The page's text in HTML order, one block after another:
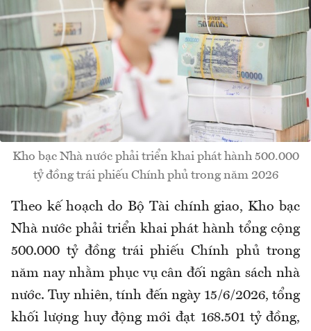
Kho bạc Nhà nước phải triển khai phát hành 500.000
tỷ đồng trái phiếu Chính phủ trong năm 2026
Theo kế hoạch do Bộ Tài chính giao, Kho bạc
Nhà nước phải triển khai phát hành tổng cộng
500.000 tỷ đồng trái phiếu Chính phủ trong
năm nay nhằm phục vụ cân đối ngân sách nhà
nước. Tuy nhiên, tính đến ngày 15/6/2026, tổng
khối lượng huy động mới đạt 168.501 tỷ đồng,